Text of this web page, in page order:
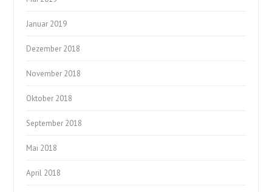
Januar 2019
Dezember 2018
November 2018
Oktober 2018
September 2018
Mai 2018
April 2018